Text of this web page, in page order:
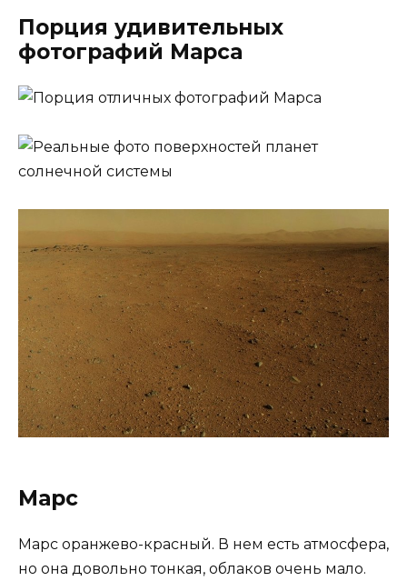
Порция удивительных
фотографий Марса
Марс
Марс оранжево-красный. В нем есть атмосфера,
но она довольно тонкая, облаков очень мало.